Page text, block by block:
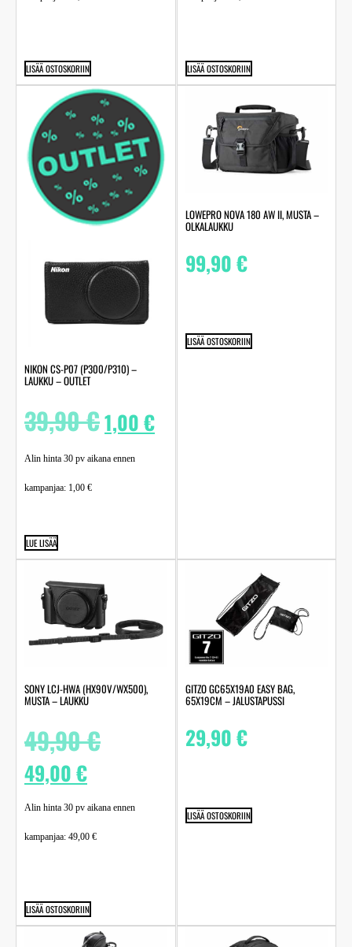
LISÄÄ OSTOSKORIIN LISÄÄ OSTOSKORIIN
NIKON CS-P07 (P300/P310) –
LAUKKU – OUTLET
39,90€1,00€
Alin hinta 30 pv aikana ennen
kampanjaa: 1,00 €
LUE LISÄÄ
LOWEPRO NOVA 180 AW II, MUSTA –
OLKALAUKKU
99,90€
LISÄÄ OSTOSKORIIN
SONY LCJ-HWA (HX90V/WX500),
MUSTA – LAUKKU
49,90€
49,00€
Alin hinta 30 pv aikana ennen
kampanjaa: 49,00 €
LISÄÄ OSTOSKORIIN
GITZO GC65X19A0 EASY BAG,
65X19CM – JALUSTAPUSSI
29,90€
LISÄÄ OSTOSKORIIN